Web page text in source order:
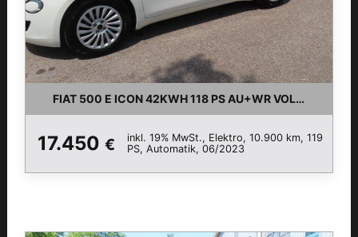
FIAT 500 E ICON 42KWH 118 PS AU+WR VOLLST
17.450 €
inkl. 19% MwSt., Elektro, 10.900 km, 119
PS, Automatik, 06/2023